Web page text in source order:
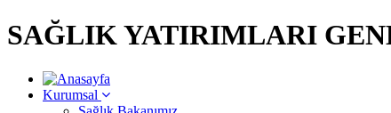
SAĞLIK YATIRIMLARI
Kurumsal